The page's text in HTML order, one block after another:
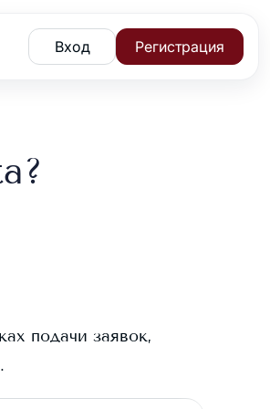
Вход Регистрация
подачи заявок,
.